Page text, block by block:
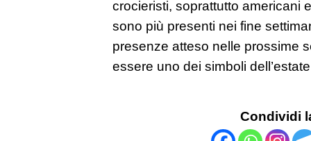
crocieristi, soprattutto americani
sono più presenti nei fine
presenze atteso nelle prossime
essere uno dei simboli
Condividi